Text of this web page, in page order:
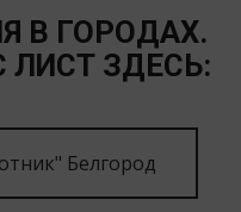
В ГОРОДАХ.
ЛИСТ ЗДЕСЬ:
Белгород